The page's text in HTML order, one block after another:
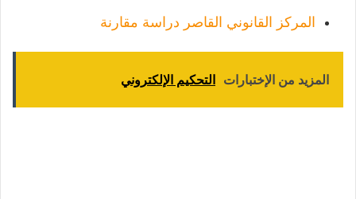
المركز القانوني القاصر دراسة مقارنة
المزيد من الإختبارات التحكيم الإلكتروني